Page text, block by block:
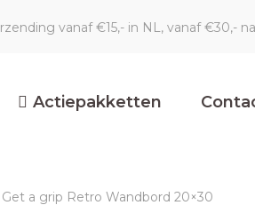
vanaf €15,- in NL, vanaf €30,-
Actiepakketten
Get a grip Retro Wandbord 20×30